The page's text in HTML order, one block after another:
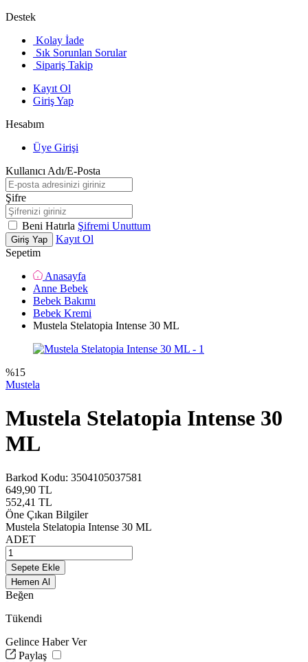
Destek
Kolay İade
Sık Sorunlan Sorular
Sipariş Takip
Kayıt Ol
Giriş Yap
Hesabım
Üye Girişi
Kullanıcı Adı/E-Posta
Şifre
Beni Hatırla Şifremi Unuttum
Giriş Yap
Kayıt Ol
Sepetim
Anasayfa
Anne Bebek
Bebek Bakımı
Bebek Kremi
Mustela Stelatopia Intense 30 ML
%15
Mustela
Mustela Stelatopia Intense 30
ML
Barkod Kodu: 3504105037581
649,90 TL
552,41 TL
Öne Çıkan Bilgiler
Mustela Stelatopia Intense 30 ML
ADET
Sepete Ekle
Hemen Al
Beğen
Tükendi
Gelince Haber Ver
Paylaş